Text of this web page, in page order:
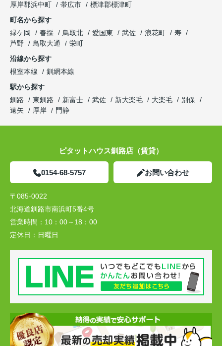
厚岸郡浜中町
帯広市
標津郡標津町
町名から探す
緑ケ岡
春採 鳥取北 愛国東 武佐 浪花町
寿
芦野
鳥取大通
栄町
沿線から探す
根室本線
釧網本線
駅から探す
釧路
東釧路 新富士 武佐 新大楽毛 大楽毛
別保
遠矢
厚岸 門静
ピタットハウス釧路店（賃貸）
0154-68-5757 お問い合わせ
〒085-0022
北海道釧路市南浜町5番4号
営業時間： 10：00～18：00
定休日： 日曜日